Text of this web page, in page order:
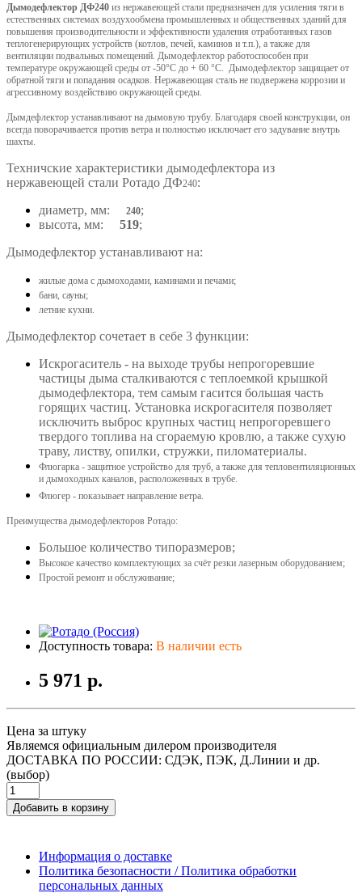
Дымодефлектор ДФ240 из нержавеющей стали предназначен для усиления тяги в
естественных системах воздухообмена промышленных и общественных зданий для
повышения производительности и эффективности удаления отработанных газов
теплогенерирующих устройств (котлов, печей, каминов и т.п.), а также для
вентиляции подвальных помещений. Дымодефлектор работоспособен при
температуре окружающей среды от -50°С до + 60 °С. Дымодефлектор защищает от
обратной тяги и попадания осадков. Нержавеющая сталь не подвержена коррозии и
агрессивному воздействию окружающей среды.
Дымдефлектор устанавливают на дымовую трубу. Благодаря своей конструкции, он
всегда поворачивается против ветра и полностью исключает его задувание внутрь
шахты.
Техничские характеристики дымодефлектора из
нержавеющей стали Ротадо ДФ240:
диаметр, мм:
240;
высота, мм: 519;
Дымодефлектор устанавливают на:
жилые дома с дымоходами, каминами и печами;
бани, сауны;
летние кухни.
Дымодефлектор сочетает в себе 3 функции:
Искрогаситель - на выходе трубы непрогоревшие
частицы дыма сталкиваются с теплоемкой крышкой
дымодефлектора, тем самым гасится большая часть
горящих частиц. Установка искрогасителя позволяет
исключить выброс крупных частиц непрогоревшего
твердого топлива на сгораемую кровлю, а также сухую
траву, листву, опилки, стружки, пиломатериалы.
Флюгарка - защитное устройство для труб, а также для тепловентиляционных
и дымоходных каналов, расположенных в трубе.
Флюгер - показывает направление ветра.
Преимущества дымодефлекторов Ротадо:
Большое количество типоразмеров;
Высокое качество комплектующих за счёт резки лазерным оборудованием;
Простой ремонт и обслуживание;
Доступность товара: В наличии есть
5 971 р.
Цена за штуку
Являемся официальным дилером производителя
ДОСТАВКА ПО РОССИИ: СДЭК, ПЭК, Д.Линии и др.
(выбор)
Добавить в корзину
Информация о доставке
Политика безопасности / Политика обработки
персональных данных